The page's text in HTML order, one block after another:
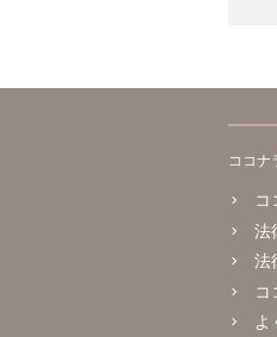
ココナ
コ
法
法
コ
よ